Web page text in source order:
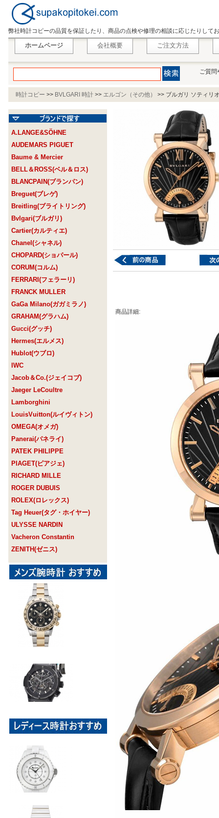
弊社時計コピーの品質を保証したり、商品の点検や修理の相談に応じたりして
ホームページ 会社概要 ご注文方法
ご質問
時計コピー >> BVLGARI 時計 >> エルゴン（その他） >> ブルガリ ソティリ
A.LANGE&SÖHNE
AUDEMARS PIGUET
Baume & Mercier
BELL＆ROSS(ベル＆ロス)
BLANCPAIN(ブランパン)
Breguet(ブレゲ)
Breitling(ブライトリング)
Bvlgari(ブルガリ)
Cartier(カルティエ)
Chanel(シャネル)
CHOPARD(ショパール)
CORUM(コルム)
FERRARI(フェラーリ)
FRANCK MULLER
GaGa Milano(ガガミラノ)
GRAHAM(グラハム)
Gucci(グッチ)
Hermes(エルメス)
Hublot(ウブロ)
IWC
Jacob＆Co.(ジェイコブ)
Jaeger LeCoultre
Lamborghini
LouisVuitton(ルイヴィトン)
OMEGA(オメガ)
Panerai(パネライ)
PATEK PHILIPPE
PIAGET(ピアジェ)
RICHARD MILLE
ROGER DUBUIS
ROLEX(ロレックス)
Tag Heuer(タグ・ホイヤー)
ULYSSE NARDIN
Vacheron Constantin
ZENITH(ゼニス)
商品詳細: